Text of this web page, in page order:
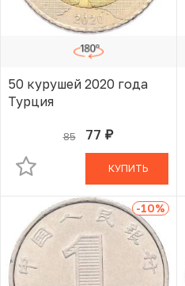
50 курушей 2020 года
Турция
85 77 руб.
В КОРЗИНЕ
КУПИТЬ
-10%